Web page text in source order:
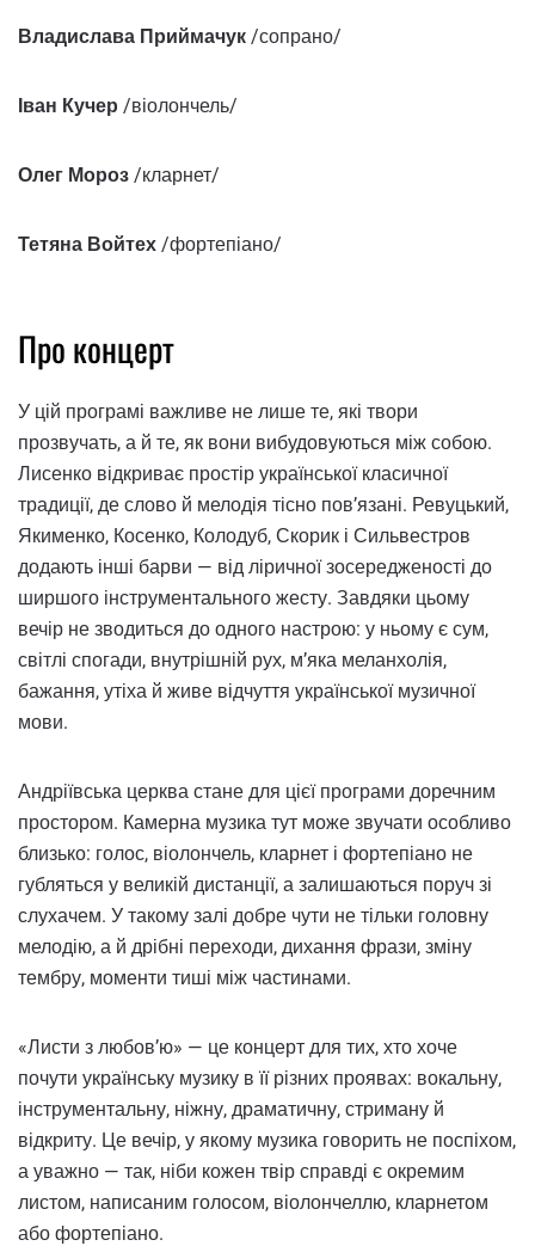
Владислава Приймачук /сопрано/
Іван Кучер /віолончель/
Олег Мороз /кларнет/
Тетяна Войтех /фортепіано/
Про концерт
У цій програмі важливе не лише те, які твори
прозвучать, а й те, як вони вибудовуються між собою.
Лисенко відкриває простір української класичної
традиції, де слово й мелодія тісно пов’язані. Ревуцький,
Якименко, Косенко, Колодуб, Скорик і Сильвестров
додають інші барви — від ліричної зосередженості до
ширшого інструментального жесту. Завдяки цьому
вечір не зводиться до одного настрою: у ньому є сум,
світлі спогади, внутрішній рух, м’яка меланхолія,
бажання, утіха й живе відчуття української музичної
мови.
Андріївська церква стане для цієї програми доречним
простором. Камерна музика тут може звучати особливо
близько: голос, віолончель, кларнет і фортепіано не
губляться у великій дистанції, а залишаються поруч зі
слухачем. У такому залі добре чути не тільки головну
мелодію, а й дрібні переходи, дихання фрази, зміну
тембру, моменти тиші між частинами.
«Листи з любов’ю» — це концерт для тих, хто хоче
почути українську музику в її різних проявах: вокальну,
інструментальну, ніжну, драматичну, стриману й
відкриту. Це вечір, у якому музика говорить не поспіхом,
а уважно — так, ніби кожен твір справді є окремим
листом, написаним голосом, віолончеллю, кларнетом
або фортепіано.